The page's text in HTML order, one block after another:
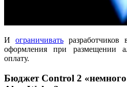
И ограничивать
оформления при размещении
оплату.
Бюджет Control 2